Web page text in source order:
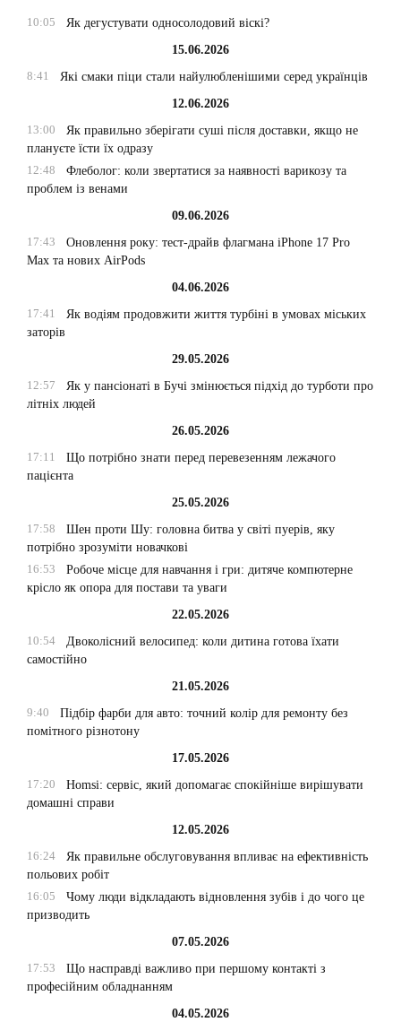
10:05
Як дегустувати односолодовий віскі?
15.06.2026
8:41
Які смаки піци стали найулюбленішими серед українців
12.06.2026
13:00
Як правильно зберігати суші після доставки, якщо не
плануєте їсти їх одразу
12:48
Флеболог: коли звертатися за наявності варикозу та
проблем із венами
09.06.2026
17:43
Оновлення року: тест-драйв флагмана iPhone 17 Pro
Max та нових AirPods
04.06.2026
17:41
Як водіям продовжити життя турбіні в умовах міських
заторів
29.05.2026
12:57
Як у пансіонаті в Бучі змінюється підхід до турботи про
літніх людей
26.05.2026
17:11
Що потрібно знати перед перевезенням лежачого
пацієнта
25.05.2026
17:58
Шен проти Шу: головна битва у світі пуерів, яку
потрібно зрозуміти новачкові
16:53
Робоче місце для навчання і гри: дитяче компютерне
крісло як опора для постави та уваги
22.05.2026
10:54
Двоколісний велосипед: коли дитина готова їхати
самостійно
21.05.2026
9:40
Підбір фарби для авто: точний колір для ремонту без
помітного різнотону
17.05.2026
17:20
Homsi: сервіс, який допомагає спокійніше вирішувати
домашні справи
12.05.2026
16:24
Як правильне обслуговування впливає на ефективність
польових робіт
16:05
Чому люди відкладають відновлення зубів і до чого це
призводить
07.05.2026
17:53
Що насправді важливо при першому контакті з
професійним обладнанням
04.05.2026